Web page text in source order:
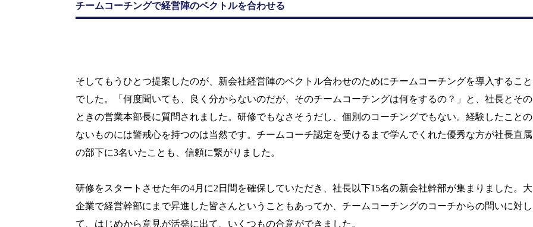
チームコーチングで経営陣のベクトルを合わせる
そしてもうひとつ提案したのが、新会社経営陣のベクトル合わせのためにチームコーチングを導入すること
でした。「何度聞いても、良く分からないのだが、そのチームコーチングは何をするの？」と、社長とその
ときの営業本部長に質問されました。研修でもなさそうだし、個別のコーチングでもない。経験したことの
ないものには警戒心を持つのは当然です。チームコーチ認定を受けるまで学んでくれた優秀な方が社長直属
の部下に3名いたことも、信頼に繋がりました。
研修をスタートさせた年の4月に2 日間を確保していただき、社長以下15名の新会社幹部が集まりました。大
企業で経営幹部にまで昇進した皆さんということもあってか、チームコーチングのコーチからの問いに対し
て、はじめから意見が活発に出て、いくつもの合意ができました。